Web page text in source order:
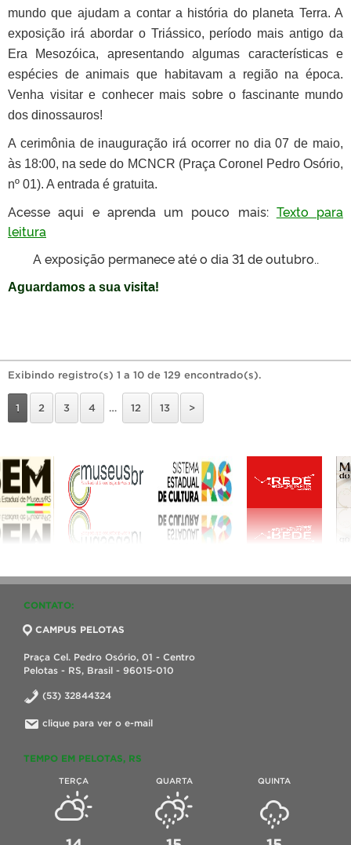
mundo que ajudam a contar a história do planeta Terra. A
exposição irá abordar o Triássico, período mais antigo da
Era Mesozóica, apresentando algumas características e
espécies de animais que habitavam a região na época.
Venha visitar e conhecer mais sobre o fascinante mundo
dos dinossauros!
A cerimônia de inauguração irá ocorrer no dia 07 de maio,
às 18:00, na sede do MCNCR (Praça Coronel Pedro Osório,
nº 01). A entrada é gratuita.
Acesse aqui e aprenda um pouco mais: Texto para
leitura
A exposição permanece até o dia 31 de outubro..
Aguardamos a sua visita!
Exibindo registro(s) 1 a 10 de 129 encontrado(s).
1 2 3 4 … 12 13 >
CONTATO:
CAMPUS PELOTAS
Praça Cel. Pedro Osório, 01 - Centro
Pelotas - RS, Brasil - 96015-010
(53) 32844324
clique para ver o e-mail
TEMPO EM PELOTAS, RS
TERÇA QUARTA QUINTA